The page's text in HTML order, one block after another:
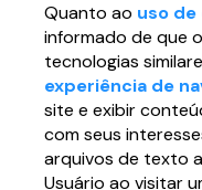
Quanto ao uso de
informado de que
tecnologias
experiência de
site e exibir
com seus
arquivos de texto
Usuário ao visitar